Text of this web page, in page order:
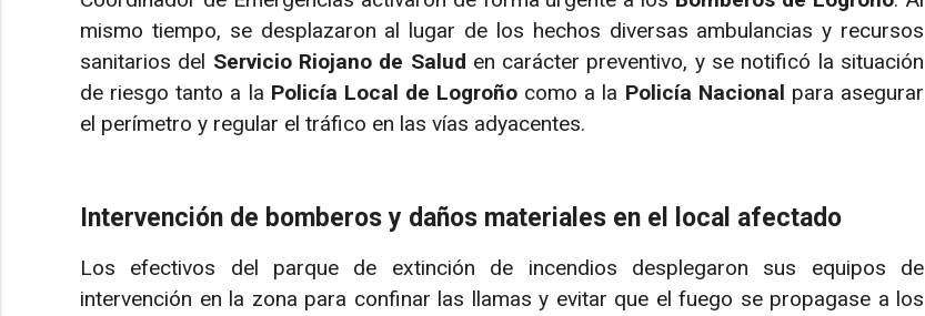
mismo tiempo, se desplazaron al lugar de los hechos diversas ambulancias y recursos
sanitarios del Servicio Riojano de Salud en carácter preventivo, y se notificó la situación
de riesgo tanto a la Policía Local de Logroño como a la Policía Nacional para asegurar
el perímetro y regular el tráfico en las vías adyacentes.
Intervención de bomberos y daños materiales en el local afectado
Los efectivos del parque de extinción de incendios desplegaron sus equipos de
intervención en la zona para confinar las llamas y evitar que el fuego se propagase a los